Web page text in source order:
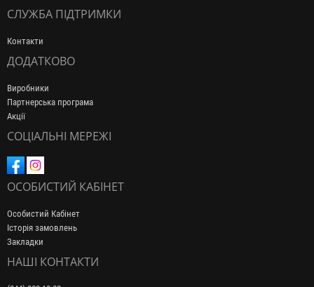
СЛУЖБА ПІДТРИМКИ
Контакти
ДОДАТКОВО
Виробники
Партнерська програма
Акції
СОЦІАЛЬНІ МЕРЕЖІ
ОСОБИСТИЙ КАБІНЕТ
Особистий Кабінет
Історія замовлень
Закладки
НАШІ КОНТАКТИ